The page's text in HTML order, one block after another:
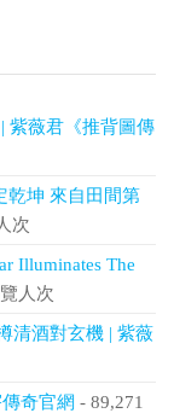
紫薇君《推背圖傳
乾坤 來自田間第
次
Illuminates The
人次
清酒對玄機 | 紫薇
奇官網 - 89,271